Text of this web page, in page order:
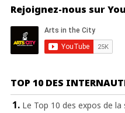
Rejoignez-nous sur
TOP 10 DES
Le Top 10 des expos de la